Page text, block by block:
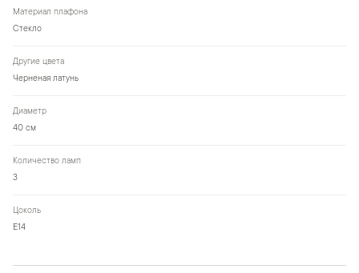
Материал плафона
Стекло
Другие цвета
Черненая латунь
Диаметр
40 см
Количество ламп
3
Цоколь
Е14